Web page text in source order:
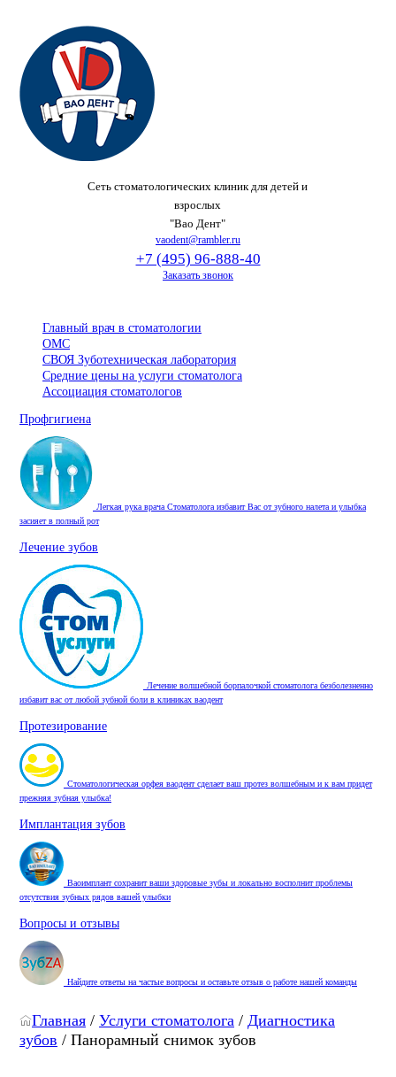
Сеть стоматологических клиник для детей и
взрослых
"Вао Дент"
vaodent@rambler.ru
+7 (495) 96-888-40
Заказать звонок
Главный врач в стоматологии
ОМС
СВОЯ Зуботехническая лаборатория
Средние цены на услуги стоматолога
Ассоциация стоматологов
Профгигиена
Легкая рука врача Стоматолога избавит Вас от зубного налета и улыбка
засияет в полный рот
Лечение зубов
Лечение волшебной борпалочкой стоматолога безболезненно
избавит вас от любой зубной боли в клиниках ваодент
Протезирование
Стоматологическая орфея ваодент сделает ваш протез волшебным и к вам придет
прежняя зубная улыбка!
Имплантация зубов
Ваоимплант сохранит ваши здоровые зубы и локально восполнит проблемы
отсутствия зубных рядов вашей улыбки
Вопросы и отзывы
Найдите ответы на частые вопросы и оставьте отзыв о работе нашей команды
Главная / Услуги стоматолога / Диагностика
зубов / Панорамный снимок зубов